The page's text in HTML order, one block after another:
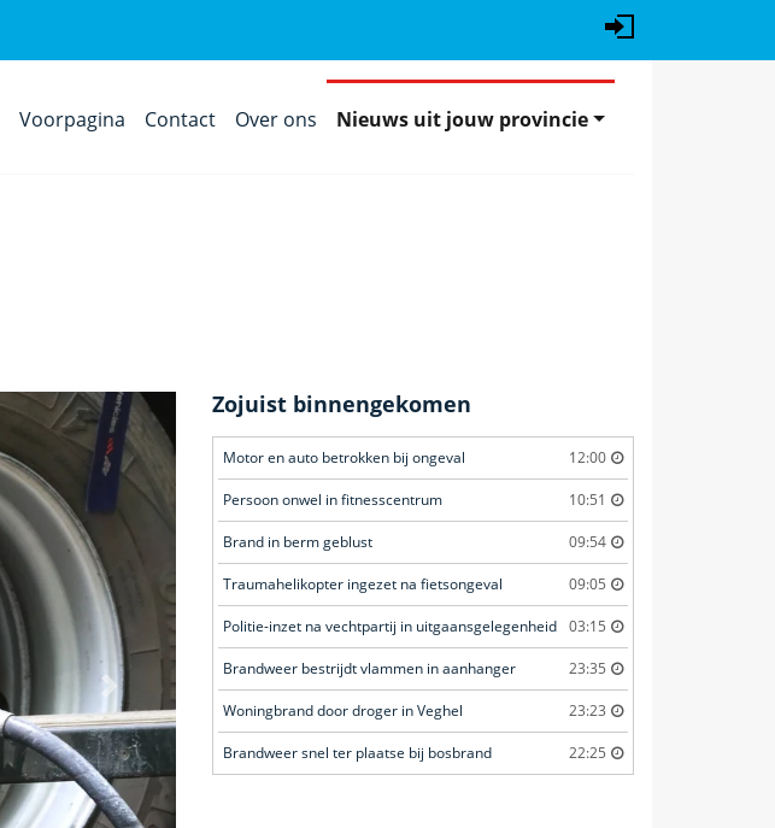
Voorpagina Contact Over ons Nieuws uit jouw provincie
Volgende
Zojuist binnengekomen
Motor en auto betrokken bij ongeval 12:00
Persoon onwel in fitnesscentrum 10:51
Brand in berm geblust 09:54
Traumahelikopter ingezet na fietsongeval 09:05
Politie-inzet na vechtpartij in uitgaansgelegenheid 03:15
Brandweer bestrijdt vlammen in aanhanger 23:35
Woningbrand door droger in Veghel 23:23
Brandweer snel ter plaatse bij bosbrand 22:25